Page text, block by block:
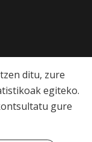
ditu, zure
egiteko.
gure